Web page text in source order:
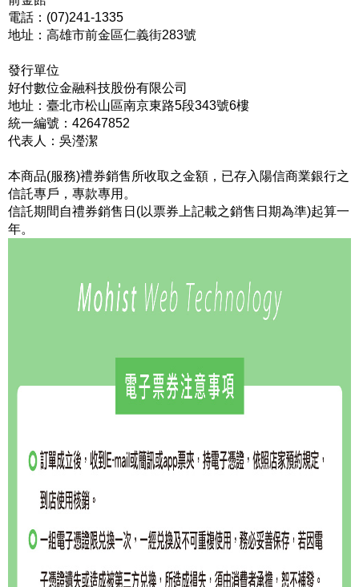
電話：(07)241-1335
地址：高雄市前金區仁義街283號
發行單位
好付數位金融科技股份有限公司
地址：臺北市松山區南京東路5段343號6樓
統一編號：42647852
代表人：吳瀅潔
本商品(服務)禮券銷售所收取之金額，已存入陽信商業銀行之
信託專戶，專款專用。
信託期間自禮券銷售日(以票券上記載之銷售日期為準)起算一
年。